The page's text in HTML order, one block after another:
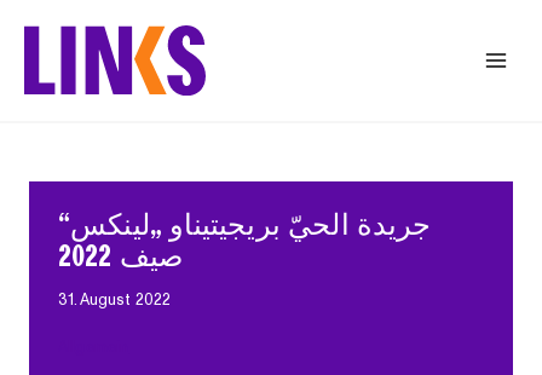
جريدة الحيّ بريجيتيناو „لينكس“
صيف 2022
31. August 2022